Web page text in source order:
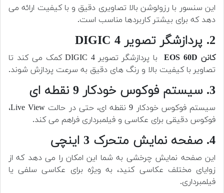
این سنسور با رزولوشن بالا تصاویری دقیق و با کیفیت ارائه می
دهد که برای بیشتر کاربردها مناسب است.
2. پردازشگر تصویر DIGIC 4
کانن EOS 60D
با پردازشگر تصویر DIGIC 4 کمک می کند تا
تصاویر با کیفیت بالا و رنگ های دقیق به سرعت پردازش شوند.
3. سیستم فوکوس خودکار 9 نقطه ای
سیستم فوکوس خودکار 9 نقطه ای، حتی در حالت Live View،
فوکوس دقیقی برای عکاسی و فیلمبرداری فراهم می کند.
4. صفحه نمایش متحرک 3 اینچی
این صفحه نمایش چرخشی به شما این امکان را می دهد که از
زوایای مختلف عکاسی کنید، به ویژه برای عکاسی سلفی یا
فیلمبرداری.